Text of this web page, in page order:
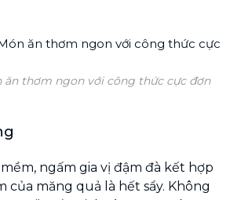
ăn thơm ngon với công thức cực đơn
ngấm gia vị đậm đà kết hợp
của măng quả là hết sẩy. Không